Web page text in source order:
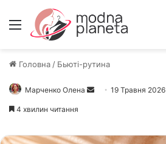
Меню
Головна / Бьюті-рутина
Марченко Олена
Надішліть
19 Травня 2026
4 хвилин читання